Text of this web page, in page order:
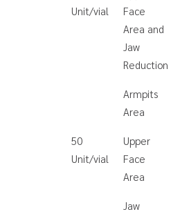
Unit/vial
Face
Area and
Jaw
Reduction
Armpits
Area
50
Unit/vial
Upper
Face
Area
Jaw